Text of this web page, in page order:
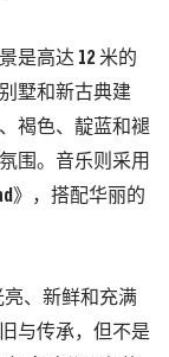
是高达 12 米的
墅和新古典建
褐色、靛蓝和褪
围。音乐则采用
》，搭配华丽的
亮、新鲜和充满
与传承，但不是